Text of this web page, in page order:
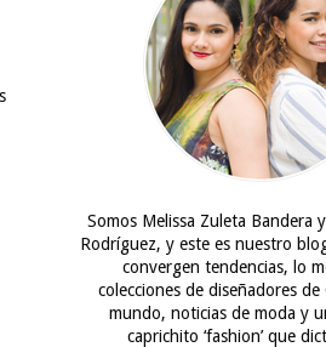
Somos Melissa Zuleta Bandera
Rodríguez, y este es nuestro
convergen tendencias, lo
colecciones de diseñadores de
mundo, noticias de moda y
caprichito ‘fashion’ que